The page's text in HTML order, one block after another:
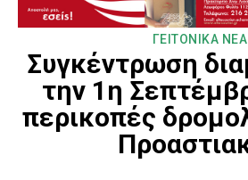
ΓΕΙΤΟΝΙΚΑ ΝΕΑ
Συγκέντρωση
την 1η
περικοπές